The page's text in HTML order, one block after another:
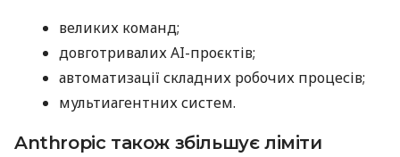
великих команд;
довготривалих AI-проєктів;
автоматизації складних робочих процесів;
мультиагентних систем.
Anthropic також збільшує ліміти